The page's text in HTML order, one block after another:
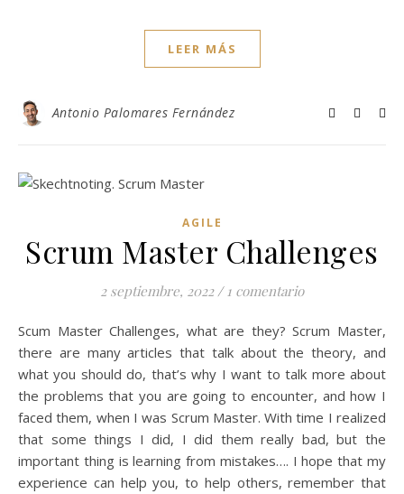
LEER MÁS
Antonio Palomares Fernández
AGILE
Scrum Master Challenges
2 septiembre, 2022 / 1 comentario
Scum Master Challenges, what are they? Scrum Master,
there are many articles that talk about the theory, and
what you should do, that’s why I want to talk more about
the problems that you are going to encounter, and how I
faced them, when I was Scrum Master. With time I realized
that some things I did, I did them really bad, but the
important thing is learning from mistakes…. I hope that my
experience can help you, to help others, remember that